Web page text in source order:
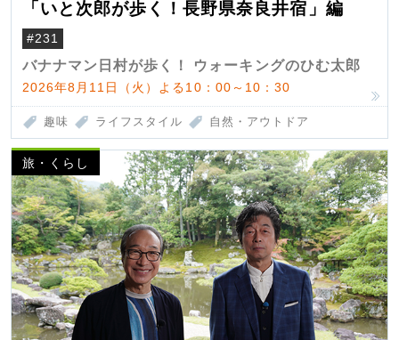
「いと次郎が歩く！長野県奈良井宿」編
#231
バナナマン日村が歩く！ ウォーキングのひむ太郎
2026年8月11日（火）よる10：00～10：30
趣味 ライフスタイル 自然・アウトドア
旅・くらし